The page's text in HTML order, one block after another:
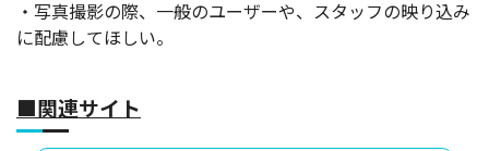
・写真撮影の際、一般のユーザーや、スタッフの映り込み
に配慮してほしい。
■関連サイト